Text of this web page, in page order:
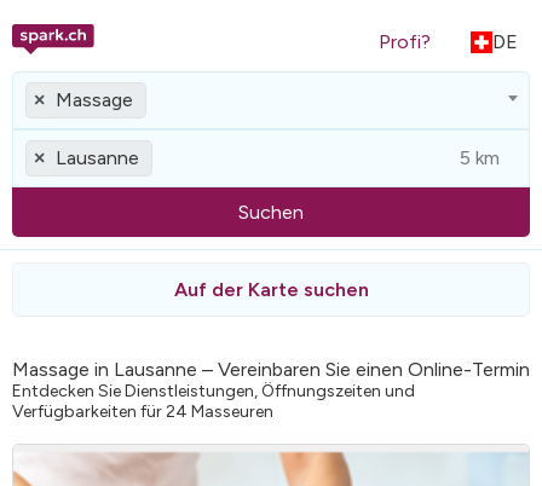
× Massage
× Lausanne
Suchen
Profi? DE
Auf der Karte suchen
Massage in Lausanne – Vereinbaren Sie einen Online-Termin
Entdecken Sie Dienstleistungen, Öffnungszeiten und
Verfügbarkeiten für 24 Masseuren